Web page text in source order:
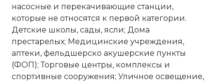
насосные и перекачивающие станции,
которые не относятся к первой категории.
Детские школы, сады, ясли; Дома
престарелых; Медицинские учреждения,
аптеки, фельдшерско акушерские пункты
(ФОП); Торговые центры, комплексы и
спортивные сооружения; Уличное освещение,